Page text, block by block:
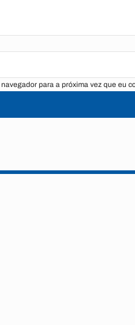
para a próxima vez que eu